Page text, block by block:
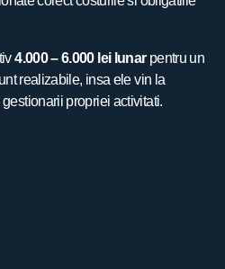
4.000 – 6.000 lei lunarpentru un
realizabile, insa ele vin la
propriei activitati.